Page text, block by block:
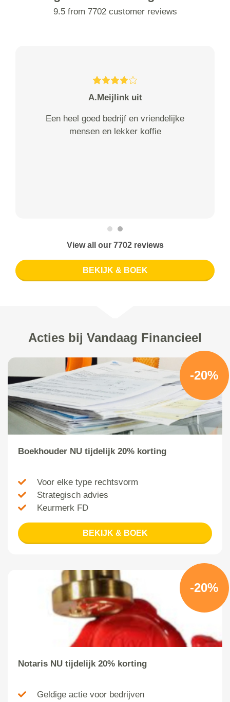
9.5 from 7702 customer reviews
A.Meijlink uit
Een heel goed bedrijf en vriendelijke
mensen en lekker koffie
View all our 7702 reviews
BEKIJK & BOEK
Acties bij Vandaag Financieel
-20%
Boekhouder NU tijdelijk 20% korting
Voor elke type rechtsvorm
Strategisch advies
Keurmerk FD
BEKIJK & BOEK
-20%
Notaris NU tijdelijk 20% korting
Geldige actie voor bedrijven